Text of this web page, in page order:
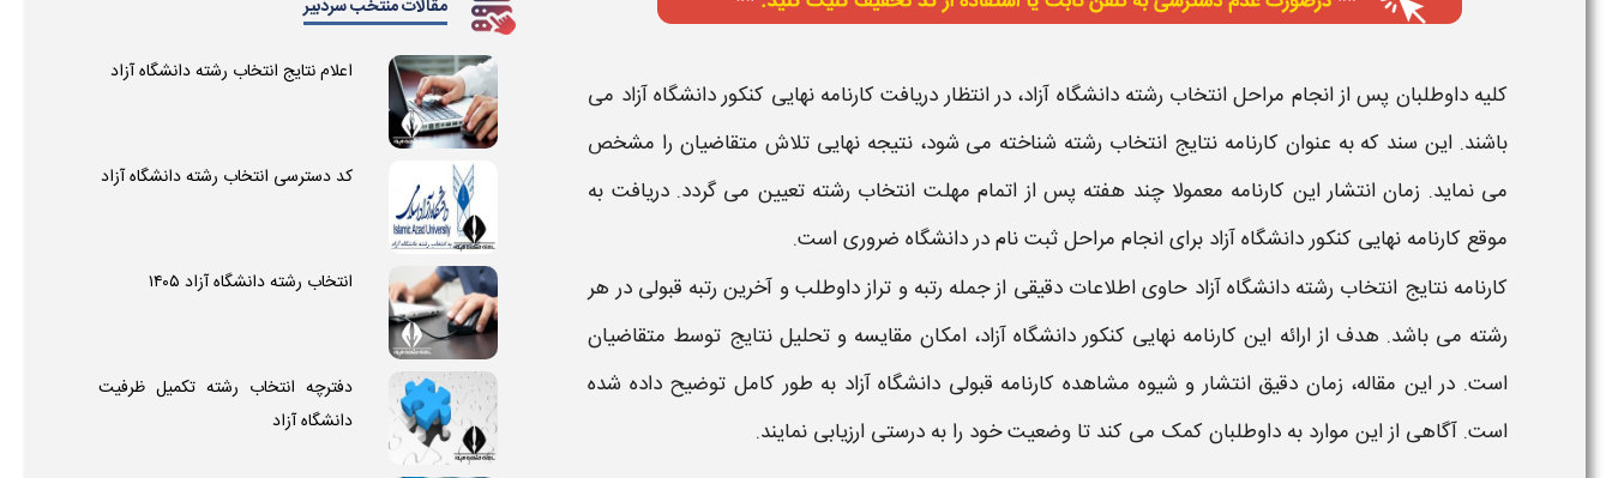
کلیه داوطلبان پس از انجام مراحلانتخاب رشته دانشگاه آزاد، در انتظار دریافت کارنامه نهایی کنکور دانشگاه آزاد می‌
باشند. این سند که به عنوان کارنامه نتایج انتخاب رشته شناخته می‌ شود، نتیجه نهایی تلاش متقاضیان را مشخص
می‌ نماید. زمانانتشار این کارنامه معمولا چند هفته پس از اتمام مهلت انتخاب رشته تعیین می‌ گردد. دریافت به
موقع کارنامه نهایی کنکور دانشگاه آزاد برای انجام مراحل ثبت‌ نام دردانشگاه ضروری است.
کارنامه نتایج انتخاب رشته دانشگاه آزاد حاوی اطلاعات دقیقی از جمله رتبه و تراز داوطلب و آخرین رتبه قبولی در هر
رشته می‌ باشد. هدف از ارائه این کارنامه نهایی کنکور دانشگاه آزاد، امکان مقایسه و تحلیلنتایج توسط متقاضیان
است. در این مقاله، زمان دقیق انتشار و شیوه مشاهده کارنامه قبولی دانشگاه آزاد به طور کامل توضیح داده شده
است. آگاهی از این موارد به داوطلبان کمک می‌ کند تا وضعیت خود را به درستی ارزیابی نمایند.
مقالات منتخب سردبیر
اعلام نتایج انتخاب رشته دانشگاه آزاد
کد دسترسی انتخاب رشته دانشگاه آزاد
انتخاب رشته دانشگاه آزاد ۱۴۰۵
دفترچه انتخاب رشته تکمیل ظرفیت
دانشگاه آزاد